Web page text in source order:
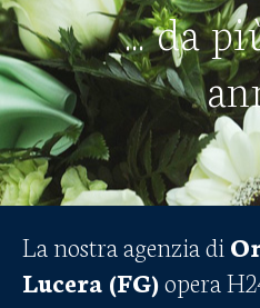
... da
La nostra agenzia di
Lucera (FG)opera